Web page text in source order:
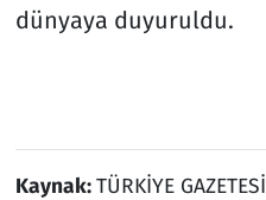
dünyaya duyuruldu.
Kaynak:TÜRKİYE GAZETESİ